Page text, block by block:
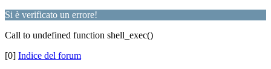
Si è verificato un errore!
Call to undefined function shell_exec()
[0] Indice del forum